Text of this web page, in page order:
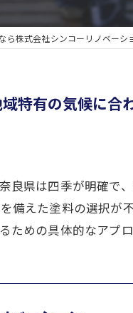
ら株式会社シンコーリノベーシ
特有の気候に合
良県は四季が明確で
備えた塗料の選択
めの具体的なアプ